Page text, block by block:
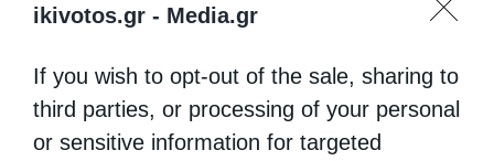
ikivotos.gr - Media.gr
If you wish to opt-out of the sale, sharing to
third parties, or processing of your personal
or sensitive information for targeted
περίπτωση – όπως έγινε στην διαχείριση
λαμβάνονται όλα τα αναγκαία μέτρα για την
ετοιμότητα του συστήματος υγείας απέναντι